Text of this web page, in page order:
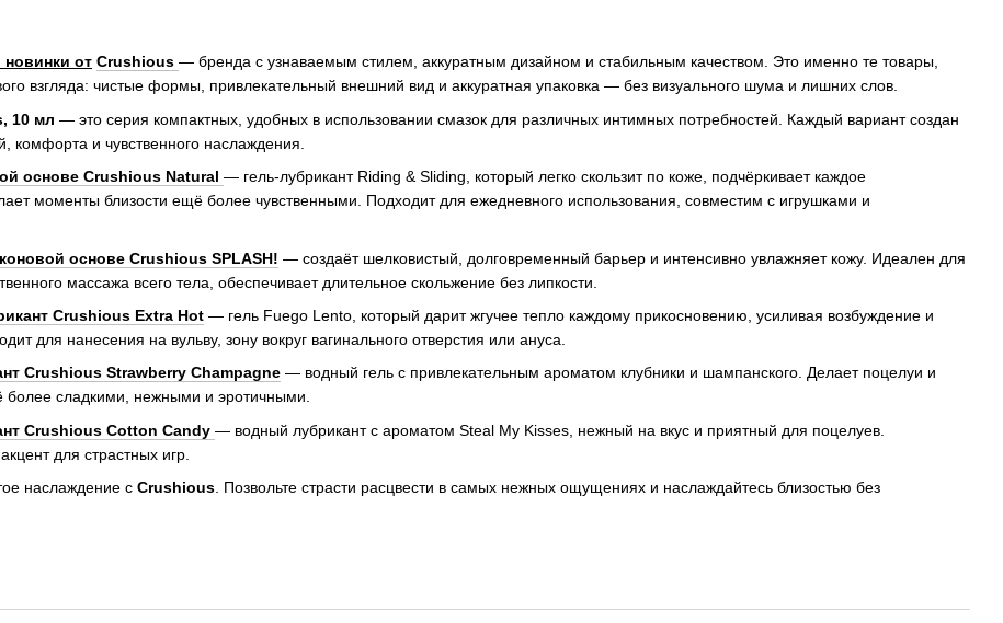
новинки от Crushious — бренда с узнаваемым стилем, аккуратным дизайном и стабильным качеством. Это именно те товары,
взгляда: чистые формы, привлекательный внешний вид и аккуратная упаковка — без визуального шума и лишних слов.
10 мл — это серия компактных, удобных в использовании смазок для различных интимных потребностей. Каждый вариант создан
комфорта и чувственного наслаждения.
основе Crushious Natural — гель-лубрикант Riding & Sliding, который легко скользит по коже, подчёркивает каждое
моменты близости ещё более чувственными. Подходит для ежедневного использования, совместим с игрушками и
основе Crushious SPLASH! — создаёт шелковистый, долговременный барьер и интенсивно увлажняет кожу. Идеален для
массажа всего тела, обеспечивает длительное скольжение без липкости.
Crushious Extra Hot — гель Fuego Lento, который дарит жгучее тепло каждому прикосновению, усиливая возбуждение и
для нанесения на вульву, зону вокруг вагинального отверстия или ануса.
Crushious Strawberry Champagne — водный гель с привлекательным ароматом клубники и шампанского. Делает поцелуи и
более сладкими, нежными и эротичными.
Crushious Cotton Candy — водный лубрикант с ароматом Steal My Kisses, нежный на вкус и приятный для поцелуев.
для страстных игр.
наслаждение с Crushious . Позвольте страсти расцвести в самых нежных ощущениях и наслаждайтесь близостью без